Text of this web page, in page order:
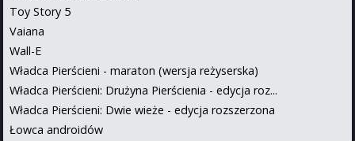
Toy Story 5
Vaiana
Wall-E
Władca Pierścieni - maraton (wersja reżyserska)
Władca Pierścieni: Drużyna Pierścienia - edycja roz...
Władca Pierścieni: Dwie wieże - edycja rozszerzona
Łowca androidów